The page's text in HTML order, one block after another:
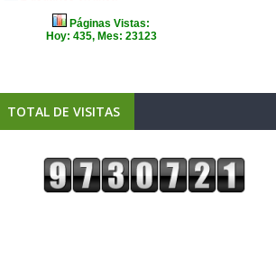
TOTAL DE VISITAS